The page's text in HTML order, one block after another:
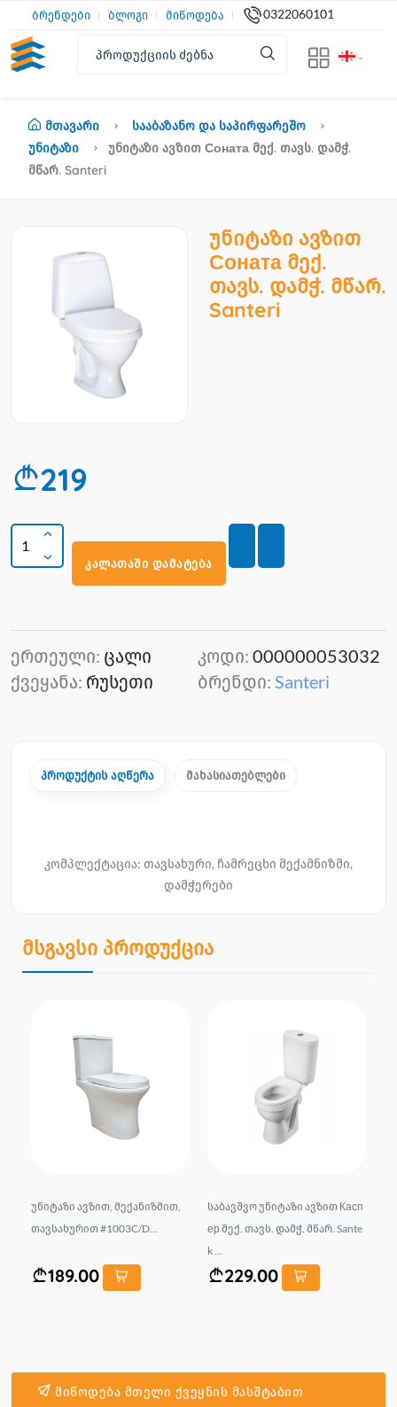
ბრენდები ბლოგი მიწოდება 0322060101
Მთავარი
Სააბაზანო Და Საპირფარეშო
Უნიტაზი
Უნიტაზი Ავზით Соната Მექ. Თავს. Დამჭ.
Მწარ. Santeri
უნიტაზი ავზით
Соната მექ.
თავს. დამჭ. მწარ.
Santeri
219
კალათაში დამატება
ერთეული: ცალი
ქვეყანა: რუსეთი
კოდი: 000000053032
ბრენდი: Santeri
პროდუქტის აღწერა მახასიათებლები
კომპლექტაცია: თავსახური, ჩამრეცხი მექამნიზმი,
დამჭერები
მსგავსი პროდუქცია
უნიტაზი ავზით, მექანიზმით,
თავსახურით #1003C/D...
189.00
საბავშვო უნიტაზი ავზით Касп
ер მექ. თავს. დამჭ. მწარ. Sante
k ...
229.00
მიწოდება მთელი ქვეყნის მასშტაბით